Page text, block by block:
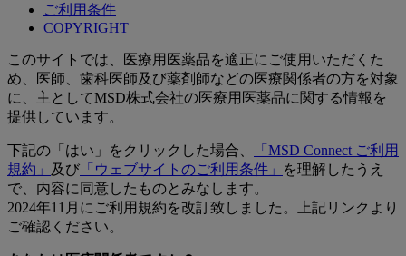
ご利用条件
COPYRIGHT
このサイトでは、医療用医薬品を適正にご使用いただくた
め、医師、歯科医師及び薬剤師などの医療関係者の方を対象
に、主としてMSD株式会社の医療用医薬品に関する情報を
提供しています。
下記の「はい」をクリックした場合、
「MSD Connect ご利用
規約」
及び 「ウェブサイトのご利用条件」
を理解したうえ
で、内容に同意したものとみなします。
2024年11月にご利用規約を改訂致しました。上記リンクより
ご確認ください。